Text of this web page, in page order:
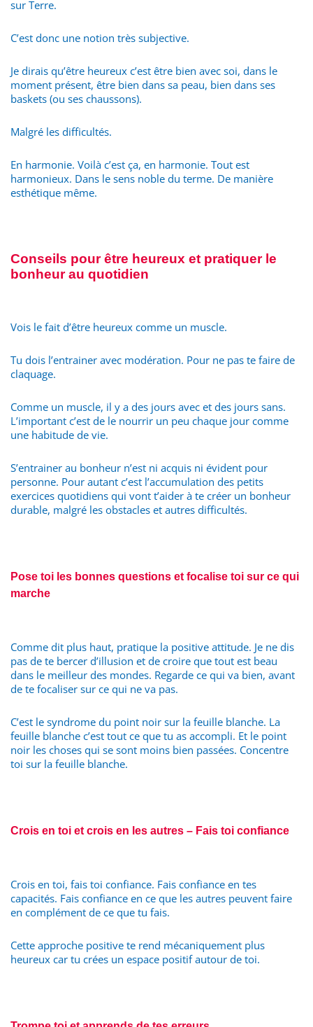
sur Terre.
C’est donc une notion très subjective.
Je dirais qu’être heureux c’est être bien avec soi, dans le
moment présent, être bien dans sa peau, bien dans ses
baskets (ou ses chaussons).
Malgré les difficultés.
En harmonie. Voilà c’est ça, en harmonie. Tout est
harmonieux. Dans le sens noble du terme. De manière
esthétique même.
Conseils pour être heureux et pratiquer le
bonheur au quotidien
Vois le fait d’être heureux comme un muscle.
Tu dois l’entrainer avec modération. Pour ne pas te faire de
claquage.
Comme un muscle, il y a des jours avec et des jours sans.
L’important c’est de le nourrir un peu chaque jour comme
une habitude de vie.
S’entrainer au bonheur n’est ni acquis ni évident pour
personne. Pour autant c’est l’accumulation des petits
exercices quotidiens qui vont t’aider à te créer un bonheur
durable, malgré les obstacles et autres difficultés.
Pose toi les bonnes questions et focalise toi sur ce qui
marche
Comme dit plus haut, pratique la positive attitude. Je ne dis
pas de te bercer d’illusion et de croire que tout est beau
dans le meilleur des mondes. Regarde ce qui va bien, avant
de te focaliser sur ce qui ne va pas.
C’est le syndrome du point noir sur la feuille blanche. La
feuille blanche c’est tout ce que tu as accompli. Et le point
noir les choses qui se sont moins bien passées. Concentre
toi sur la feuille blanche.
Crois en toi et crois en les autres – Fais toi confiance
Crois en toi, fais toi confiance. Fais confiance en tes
capacités. Fais confiance en ce que les autres peuvent faire
en complément de ce que tu fais.
Cette approche positive te rend mécaniquement plus
heureux car tu crées un espace positif autour de toi.